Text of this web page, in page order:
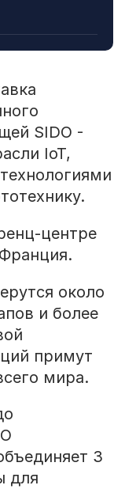
SIDO -
IoT,
центре
около
и более
примут
мира.
3
для